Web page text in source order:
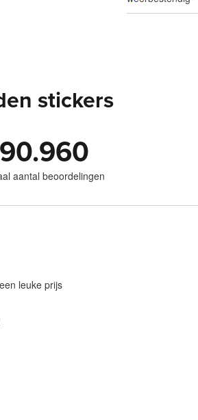
stickers
90.960
aantal beoordelingen
leuke prijs